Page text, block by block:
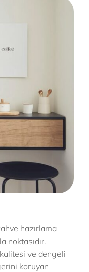
hazırlama
noktasıdır.
ve dengeli
koruyan